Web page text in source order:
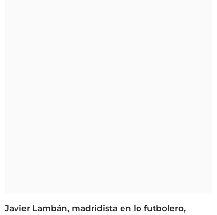
Javier Lambán, madridista en lo futbolero,